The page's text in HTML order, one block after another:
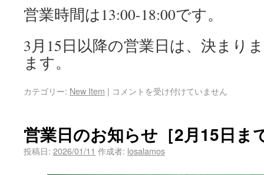
営業時間は13:00-18:00です。
3月15日以降の営業日は、決まり
ます。
カテゴリー: New Item | コメントを受け付けていません
営業日のお知らせ［2月15日ま
投稿日: 2026/01/11 作成者: losalamos